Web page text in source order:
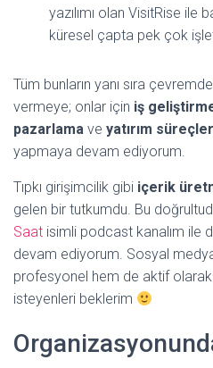
yazılımı olan VisitRise
küresel çapta pek çok
Tüm bunların yanı sıra
vermeye; onlar için iş
pazarlama ve yatırım
yapmaya devam ediyorum.
Tıpkı girişimcilik gibi içerik
gelen bir tutkumdu. Bu
Saat isimli podcast kanalım ile
devam ediyorum. Sosyal
profesyonel hem de aktif
isteyenleri beklerim